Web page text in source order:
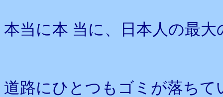
本当に本 当に、日本人の最
道路にひとつもゴミが落ち